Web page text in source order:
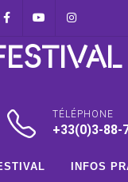
FacebookYoutube
TÉLÉPHONE
+33(0)3-88-
INFOS
des cookies